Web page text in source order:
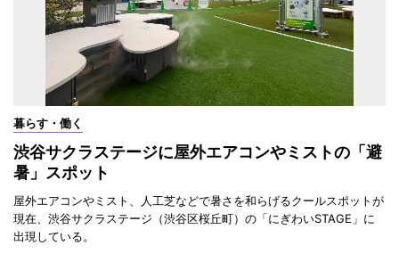
暮らす・働く
渋谷サクラステージに屋外エアコンやミストの「避
暑」スポット
屋外エアコンやミスト、人工芝などで暑さを和らげるクールスポットが
現在、渋谷サクラステージ（渋谷区桜丘町）の「にぎわいSTAGE」に
出現している。